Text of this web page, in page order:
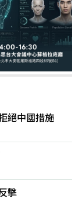
絕中國措施
擊